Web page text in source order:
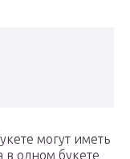
могут иметь
в одном букете